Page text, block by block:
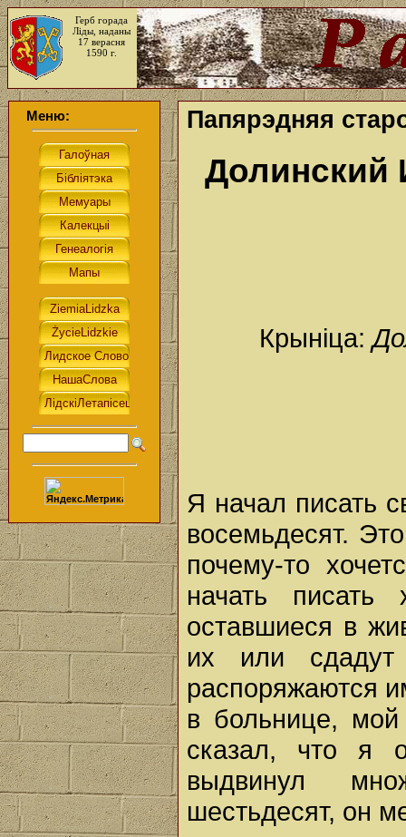
Герб горада
Ліды, наданы
17 верасня
1590 г.
Меню: Папярэдняя
Долинский
Крыніца:
Я начал писать
восемьдесят.
почему-то
начать
оставшиеся в
их или
распоряжаются
в больнице,
сказал, что я
выдвинул
шестьдесят, он